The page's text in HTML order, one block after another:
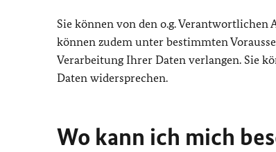
Sie können von den o.g. Verantwortlichen
können zudem unter bestimmten
Verarbeitung Ihrer Daten verlangen. Sie
Daten widersprechen.
Wo kann ich mich